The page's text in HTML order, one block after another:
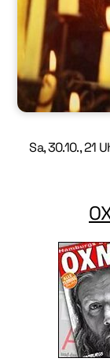
Sa, 30.10., 21